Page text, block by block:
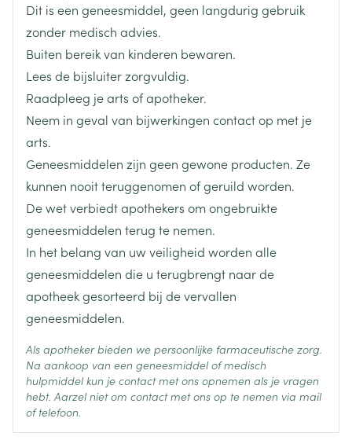
Max. 100 mg per dag
Startdosis: 50 mg, 1 x /dag
Max. dosis: 100 mg, 1 x /dag
Startdosis: 12,5 mg, 1 x /dag
De dosis wekelijks verdubbelen bij tolerantie
Tijdens of buiten de maaltijd innemen
Innemen met een glas water
De tablet kan in twee gelijke delen worden gesplitst
Breedte 68 mm
Lengte
Diepte 48 mm
Verpakking
56
Actieve
Ingrediënten
losartan kalium
Behoud Kamertemperatuur (15°C - 25°C)
Dit is een geneesmiddel, geen langdurig gebruik
zonder medisch advies.
Buiten bereik van kinderen bewaren.
Lees de bijsluiter zorgvuldig.
Raadpleeg je arts of apotheker.
Neem in geval van bijwerkingen contact op met je
arts.
Geneesmiddelen zijn geen gewone producten. Ze
kunnen nooit teruggenomen of geruild worden.
De wet verbiedt apothekers om ongebruikte
geneesmiddelen terug te nemen.
In het belang van uw veiligheid worden alle
geneesmiddelen die u terugbrengt naar de
apotheek gesorteerd bij de vervallen
geneesmiddelen.
Als apotheker bieden we persoonlijke farmaceutische zorg.
Na aankoop van een geneesmiddel of medisch
hulpmiddel kun je contact met ons opnemen als je vragen
hebt. Aarzel niet om contact met ons op te nemen via mail
of telefoon.